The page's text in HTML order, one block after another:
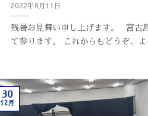
2022年8月11日
残暑お見舞い申し上げます。 宮古
て参ります。 これからもどうぞ、
30
12月